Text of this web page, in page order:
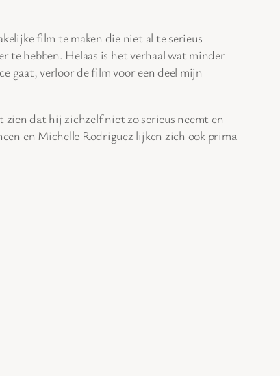
film te maken die niet al te serieus
te hebben. Helaas is het verhaal wat minder
gaat, verloor de film voor een deel mijn
zien dat hij zichzelf niet zo serieus neemt en
en Michelle Rodriguez lijken zich ook prima